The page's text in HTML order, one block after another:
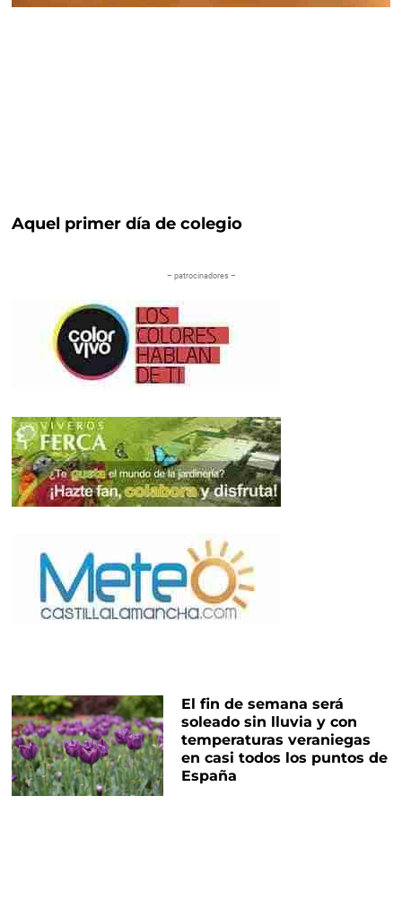
Aquel primer día de colegio
– patrocinadores –
El fin de semana será
soleado sin lluvia y con
temperaturas veraniegas
en casi todos los puntos de
España